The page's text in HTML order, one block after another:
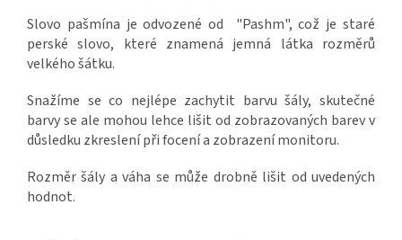
Slovo pašmína je odvozené od "Pashm", což je staré
perské slovo, které znamená jemná látka rozměrů
velkého šátku.
Snažíme se co nejlépe zachytit barvu šály, skutečné
barvy se ale mohou lehce lišit od zobrazovaných barev v
důsledku zkreslení při focení a zobrazení monitoru.
Rozměr šály a váha se může drobně lišit od uvedených
hodnot.